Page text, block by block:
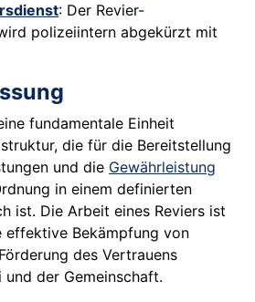
: Der Revier-
polizeiintern abgekürzt mit
fundamentale Einheit
die für die Bereitstellung
und die Gewährleistung
in einem definierten
ist. Die Arbeit eines Reviers ist
effektive Bekämpfung von
des Vertrauens
der Gemeinschaft.